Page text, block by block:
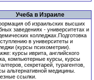
Учеба в Израиле
об израильских высших
заведениях - университетах и
колледжах.Подготовка
в университеты и
(курсы психометрии).
курсы иврита, английского
компьютерные курсы, курсы
секретарей, турагентов,
альтернативной медицины.
ссылки.